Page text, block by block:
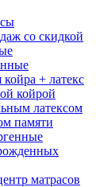
со скидкой
койра + латекс
койрой
латексом
памяти
матрасов